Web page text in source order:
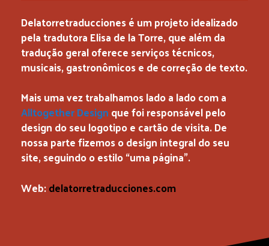
Delatorretraducciones é um projeto idealizado
pela tradutora Elisa de la Torre, que além da
tradução geral oferece serviços técnicos,
musicais, gastronômicos e de correção de texto.
Mais uma vez trabalhamos lado a lado com a
Alltogether Design que foi responsável pelo
design do seu logotipo e cartão de visita. De
nossa parte fizemos o design integral do seu
site, seguindo o estilo “uma página”.
Web:delatorretraducciones.com